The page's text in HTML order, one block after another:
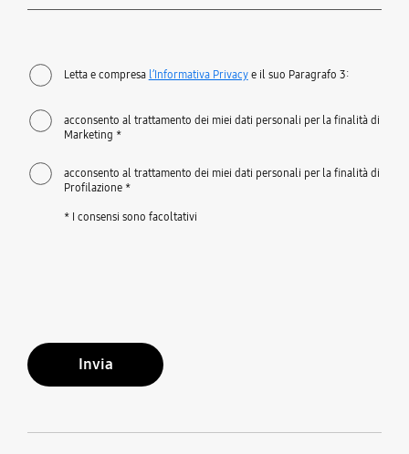
Letta e compresa l’Informativa Privacye il suo Paragrafo 3:
acconsento al trattamento dei miei dati personali per la finalità di
Marketing *
acconsento al trattamento dei miei dati personali per la finalità di
Profilazione *
* I consensi sono facoltativi
Invia